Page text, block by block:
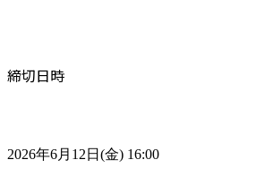
締切日時
2026年6月12日(金) 16:00